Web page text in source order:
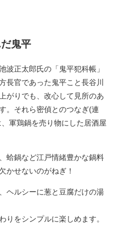
鬼平
波正太郎氏の「鬼平犯科帳」
長官であった鬼平こと長谷川
がりでも、改心して見所のあ
。それら密偵とのつなぎ(連
軍鶏鍋を売り物にした居酒屋
蛤鍋など江戸情緒豊かな鍋料
かせないのがねぎ！
ヘルシーに葱と豆腐だけの湯
りをシンプルに楽しめます。